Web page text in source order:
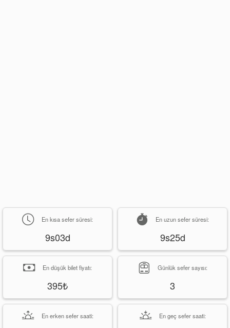
En kısa sefer süresi:
9s03d
En uzun sefer süresi:
9s25d
En düşük bilet fiyatı:
395₺
Günlük sefer sayısı:
3
En erken sefer saati: En geç sefer saati: